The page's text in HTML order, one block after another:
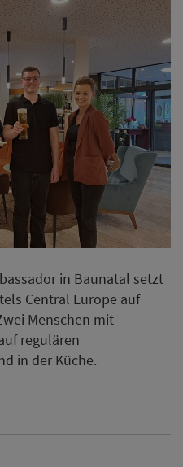
in Baunatal setzt
Central Europe auf
Menschen mit
regulären
in der Küche.